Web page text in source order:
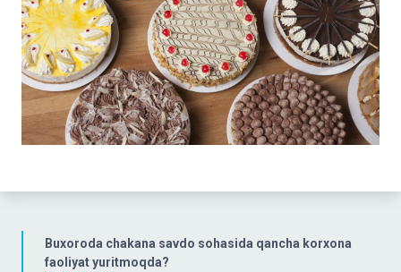
Buxoroda chakana savdo sohasida qancha korxona
faoliyat yuritmoqda?